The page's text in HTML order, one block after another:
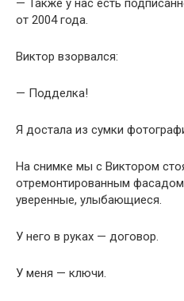
— Также у нас есть
от 2004 года.
Виктор взорвался:
— Подделка!
Я достала из сумки
На снимке мы с Виктором
отремонтированным
уверенные, улыбающиеся.
У него в руках — договор.
У меня — ключи.